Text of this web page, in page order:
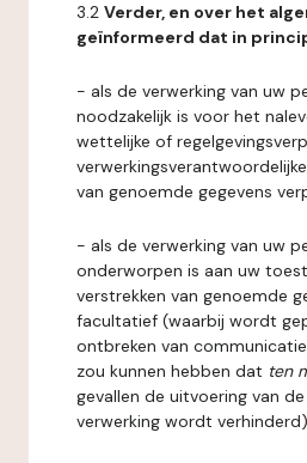
3.2 Verder, en over het
geïnformeerd dat in
- als de verwerking van uw
noodzakelijk is voor het
wettelijke of
van genoemde gegevens
- als de verwerking van uw
onderworpen is aan uw
verstrekken van genoemde
facultatief (waarbij wordt
ontbreken van
zou kunnen hebben dat ten
gevallen de uitvoering van
verwerking wordt